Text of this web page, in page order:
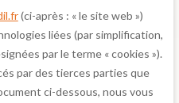
(ci-après : « le site web »)
liées (par simplification,
par le terme « cookies »).
par des tierces parties que
ci-dessous, nous vous